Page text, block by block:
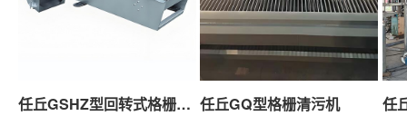
任丘GSHZ型回转式格栅除污机 任丘GQ型格栅清污机